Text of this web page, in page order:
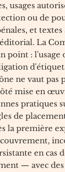
usages
ou de
et
La
point : l'usage
ne vaut pas
mise en
pratiques
de
la première
en cas
— avec des